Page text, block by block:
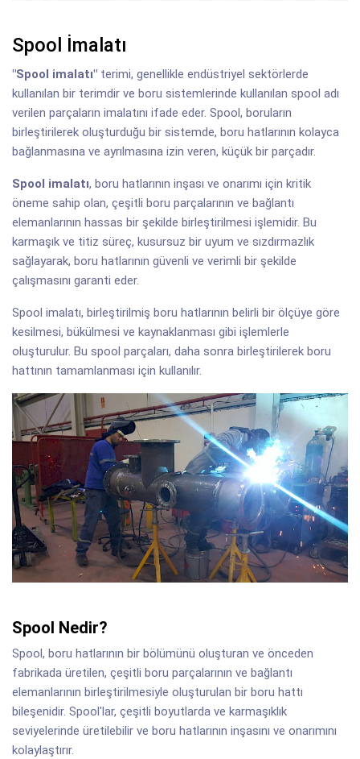
Spool İmalatı
"Spool imalatı" terimi, genellikle endüstriyel sektörlerde
kullanılan bir terimdir ve boru sistemlerinde kullanılan spool adı
verilen parçaların imalatını ifade eder. Spool, boruların
birleştirilerek oluşturduğu bir sistemde, boru hatlarının kolayca
bağlanmasına ve ayrılmasına izin veren, küçük bir parçadır.
Spool imalatı, boru hatlarının inşası ve onarımı için kritik
öneme sahip olan, çeşitli boru parçalarının ve bağlantı
elemanlarının hassas bir şekilde birleştirilmesi işlemidir. Bu
karmaşık ve titiz süreç, kusursuz bir uyum ve sızdırmazlık
sağlayarak, boru hatlarının güvenli ve verimli bir şekilde
çalışmasını garanti eder.
Spool imalatı, birleştirilmiş boru hatlarının belirli bir ölçüye göre
kesilmesi, bükülmesi ve kaynaklanması gibi işlemlerle
oluşturulur. Bu spool parçaları, daha sonra birleştirilerek boru
hattının tamamlanması için kullanılır.
Spool Nedir?
Spool, boru hatlarının bir bölümünü oluşturan ve önceden
fabrikada üretilen, çeşitli boru parçalarının ve bağlantı
elemanlarının birleştirilmesiyle oluşturulan bir boru hattı
bileşenidir. Spool'lar, çeşitli boyutlarda ve karmaşıklık
seviyelerinde üretilebilir ve boru hatlarının inşasını ve onarımını
kolaylaştırır.